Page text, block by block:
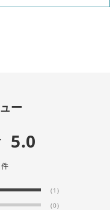
ー
5.0
件
(1)
(0)